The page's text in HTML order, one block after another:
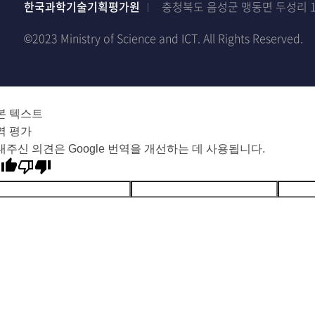
한국과학기술기획평가원
충청북도 음성군 맹동면 두성리
©2023 Ministry of Science and ICT. All Rights Reserved.
텍스트
평가
주신 의견은 Google 번역을 개선하는 데 사용됩니다.